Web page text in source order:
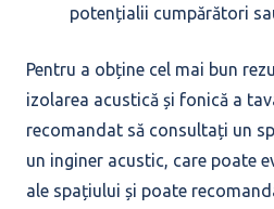
potențialii cumpărători
Pentru a obține cel mai bun
izolarea acustică și fonică a
recomandat să consultați un
un inginer acustic, care poate
ale spațiului și poate